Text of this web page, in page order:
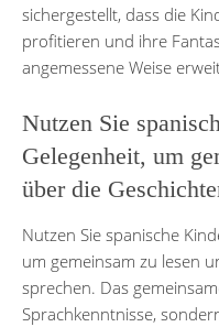
sichergestellt, dass die
profitieren und ihre
angemessene Weise
Nutzen Sie
Gelegenheit, um
über die
Nutzen Sie spanische
um gemeinsam zu lesen
sprechen. Das
Sprachkenntnisse,